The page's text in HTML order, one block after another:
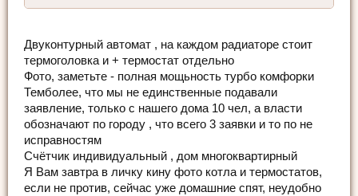
Двуконтурный автомат , на каждом радиаторе стоит
термоголовка и + термостат отдельно
Фото, заметьте - полная мощьность турбо комфорки
Темболее, что мы не единственные подавали
заявление, только с нашего дома 10 чел, а власти
обозначают по городу , что всего 3 заявки и то по не
исправностям
Счётчик индивидуальный , дом многоквартирный
Я Вам завтра в личку кину фото котла и термостатов,
если не против, сейчас уже домашние спят, неудобно